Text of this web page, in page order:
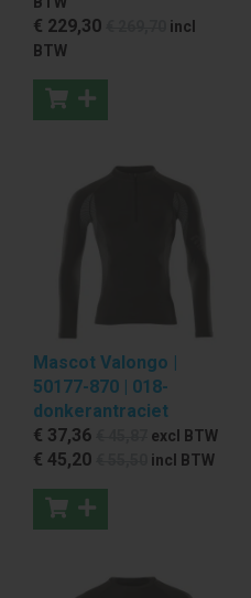
€ 229,30
incl
BTW
Mascot Valongo |
50177-870 | 018-
donkerantraciet
€ 37,36 excl BTW
€ 45,20 incl BTW